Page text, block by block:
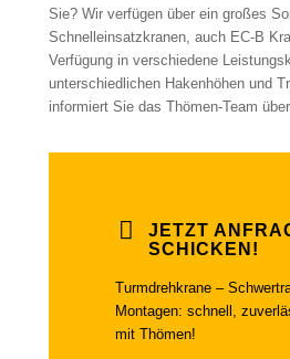
Sie? Wir verfügen über ein großes
Schnelleinsatzkranen, auch EC-B
Verfügung in verschiedene
unterschiedlichen Hakenhöhen und
informiert Sie das Thömen-Team
JETZT
SCHICKEN!
Turmdrehkrane –
Montagen: schnell,
mit Thömen!